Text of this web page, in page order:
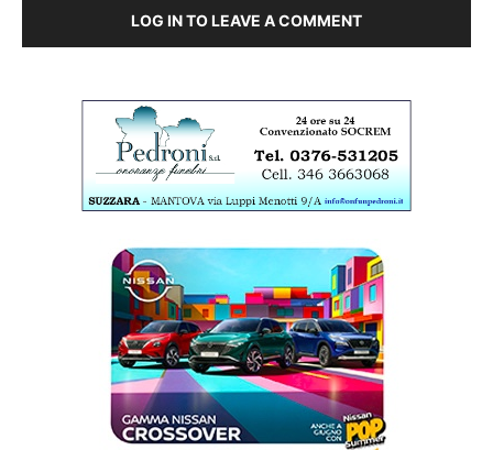
LOG IN TO LEAVE A COMMENT